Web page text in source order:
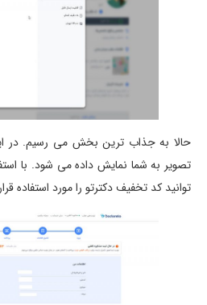
حالا به جذاب ترین بخش می رسیم. در
تصویر به شما نمایش داده می شود. با
توانید کد تخفیف دکترتو را مورد استفاده